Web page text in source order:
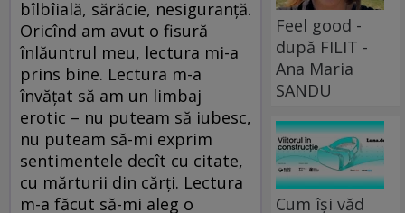
bîlbîială, sărăcie, nesiguranță.
Oricînd am avut o fisură
înlăuntrul meu, lectura mi-a
prins bine. Lectura m-a
învățat să am un limbaj
erotic – nu puteam să iubesc,
nu puteam să-mi exprim
sentimentele decît cu citate,
cu mărturii din cărți. Lectura
m-a făcut să-mi aleg o
Feel good -
după FILIT -
Ana Maria
SANDU
Cum își văd